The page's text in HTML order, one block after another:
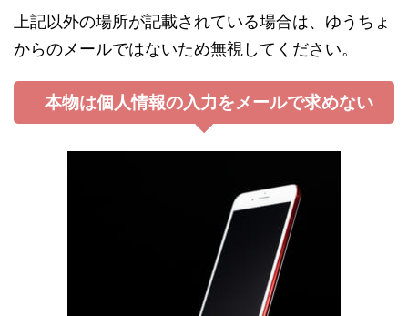
上記以外の場所が記載されている場合は、ゆうちょ
からのメールではないため無視してください。
本物は個人情報の入力をメールで求めない